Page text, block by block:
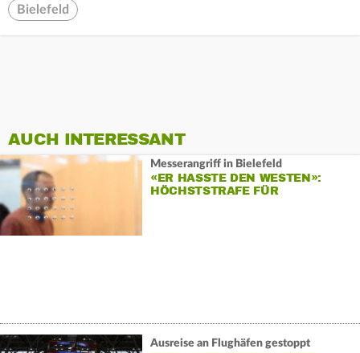
Bielefeld
AUCH INTERESSANT
Messerangriff in Bielefeld
«ER HASSTE DEN WESTEN»:
HÖCHSTSTRAFE FÜR
Ausreise an Flughäfen gestoppt